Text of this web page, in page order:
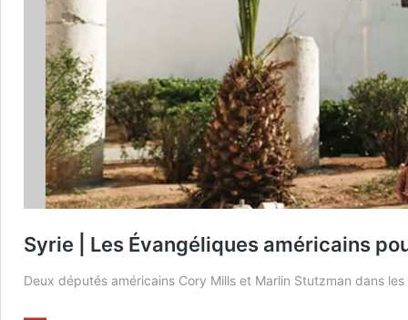
Syrie | Les Évangéliques américains
Deux députés américains Cory Mills et Marlin Stutzman dans